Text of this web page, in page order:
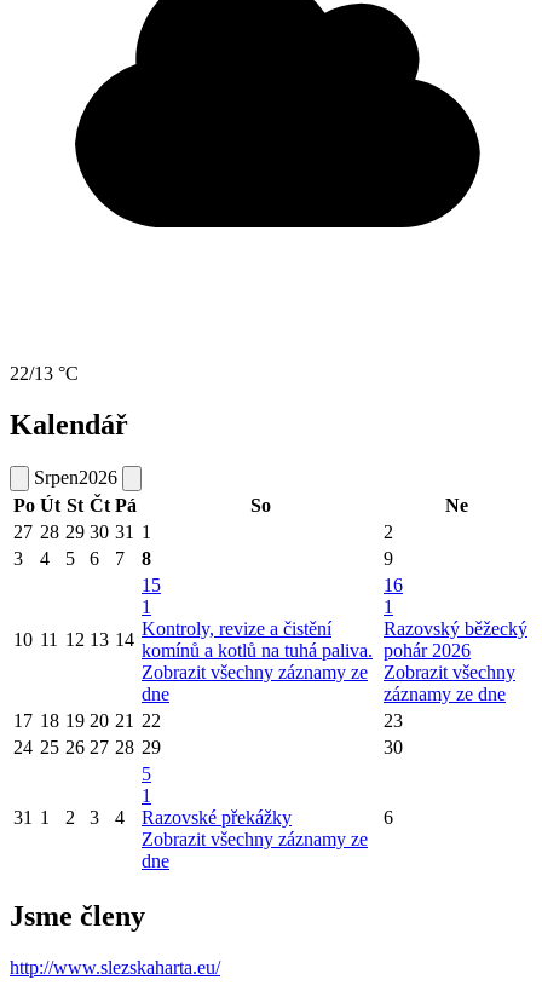
22/13 °C
Kalendář
Srpen2026
Po Út St Čt Pá So
Ne
27 28 29 30 31 1
2
3
4 5 6 7 8 9
10 11 12 13 14
15
1
Kontroly, revize a čistění
komínů a kotlů na tuhá paliva.
Zobrazit všechny záznamy ze
dne
16
1
Razovský běžecký
pohár 2026
Zobrazit všechny
záznamy ze dne
17 18 19 20 21 22
23
24 25 26 27 28 29 30
31 1 2 3 4
5
1
Razovské překážky
Zobrazit všechny záznamy ze
dne
6
Jsme členy
http://www.slezskaharta.eu/